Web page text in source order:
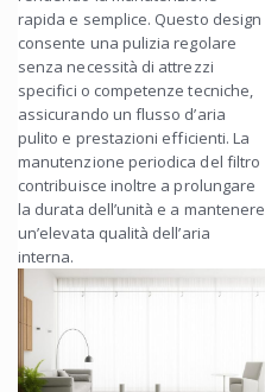
rapida e semplice. Questo design
consente una pulizia regolare
senza necessità di attrezzi
specifici o competenze tecniche,
assicurando un flusso d’aria
pulito e prestazioni efficienti. La
manutenzione periodica del filtro
contribuisce inoltre a prolungare
la durata dell’unità e a mantenere
un’elevata qualità dell’aria
interna.